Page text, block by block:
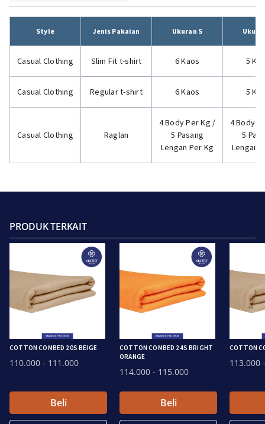
Style Jenis Pakaian Ukuran S
Casual Clothing Slim Fit t-shirt 6 Kaos 5
Casual Clothing Regular t-shirt 6 Kaos 5
Casual Clothing Raglan
4 Body Per Kg /
5 Pasang
Lengan Per Kg
4 Body
5
Lengan
PRODUK TERKAIT
COTTON COMBED 20S BEIGE
110.000 - 111.000
Beli
COTTON COMBED 24S BRIGHT
ORANGE
114.000 - 115.000
Beli
COTTON
113.000